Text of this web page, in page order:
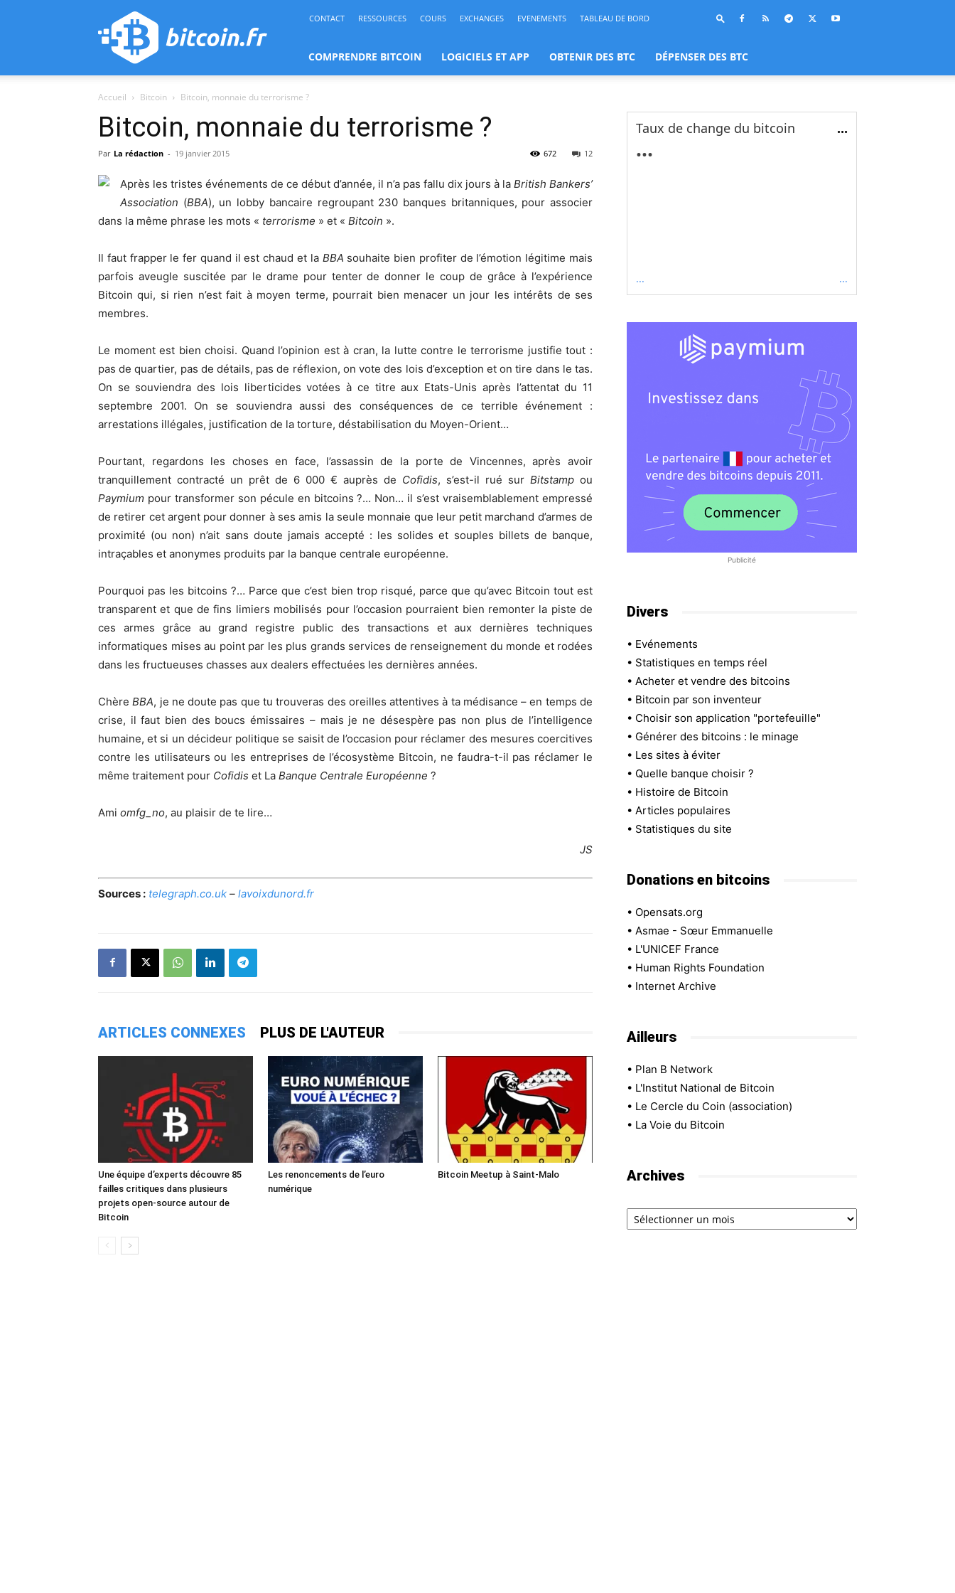
bitcoin.fr
CONTACT RESSOURCES COURS EXCHANGES EVENEMENTS TABLEAU DE BORD
COMPRENDRE BITCOIN LOGICIELS ET APP OBTENIR DES BTC DÉPENSER DES BTC
Accueil Bitcoin Bitcoin, monnaie du terrorisme ?
Bitcoin, monnaie du terrorisme ?
Par La rédaction - 19 janvier 2015 12
672
Après les tristes événements de ce début d’année, il n’a pas fallu dix jours à la British Bankers’
Association (BBA), un lobby bancaire regroupant 230 banques britanniques, pour associer
dans la même phrase les mots « terrorisme » et « Bitcoin ».
Il faut frapper le fer quand il est chaud et la BBA souhaite bien profiter de l’émotion légitime mais
parfois aveugle suscitée par le drame pour tenter de donner le coup de grâce à l’expérience
Bitcoin qui, si rien n’est fait à moyen terme, pourrait bien menacer un jour les intérêts de ses
membres.
Le moment est bien choisi. Quand l’opinion est à cran, la lutte contre le terrorisme justifie tout :
pas de quartier, pas de détails, pas de réflexion, on vote des lois d’exception et on tire dans le tas.
On se souviendra des lois liberticides votées à ce titre aux Etats-Unis après l’attentat du 11
septembre 2001. On se souviendra aussi des conséquences de ce terrible événement :
arrestations illégales, justification de la torture, déstabilisation du Moyen-Orient…
Pourtant, regardons les choses en face, l’assassin de la porte de Vincennes, après avoir
tranquillement contracté un prêt de 6 000 € auprès de Cofidis, s’est-il rué sur Bitstamp ou
Paymium pour transformer son pécule en bitcoins ?… Non… il s’est vraisemblablement empressé
de retirer cet argent pour donner à ses amis la seule monnaie que leur petit marchand d’armes de
proximité (ou non) n’ait sans doute jamais accepté : les solides et souples billets de banque,
intraçables et anonymes produits par la banque centrale européenne.
Pourquoi pas les bitcoins ?… Parce que c’est bien trop risqué, parce que qu’avec Bitcoin tout est
transparent et que de fins limiers mobilisés pour l’occasion pourraient bien remonter la piste de
ces armes grâce au grand registre public des transactions et aux dernières techniques
informatiques mises au point par les plus grands services de renseignement du monde et rodées
dans les fructueuses chasses aux dealers effectuées les dernières années.
ChèreBBA, je ne doute pas que tu trouveras des oreilles attentives à ta médisance – en temps de
crise, il faut bien des boucs émissaires – mais je ne désespère pas non plus de l’intelligence
humaine, et si un décideur politique se saisit de l’occasion pour réclamer des mesures coercitives
contre les utilisateurs ou les entreprises de l’écosystème Bitcoin, ne faudra-t-il pas réclamer le
même traitement pour Cofidis et La Banque Centrale Européenne ?
Ami omfg_no, au plaisir de te lire…
JS
Sources : telegraph.co.uk – lavoixdunord.fr
ARTICLES CONNEXES PLUS DE L'AUTEUR
Une équipe d’experts découvre 85
failles critiques dans plusieurs
projets open-source autour de
Bitcoin
Les renoncements de l’euro
numérique
Bitcoin Meetup à Saint-Malo
Taux de change du bitcoin ...
...
... ...
Publicité
Divers
• Evénements
• Statistiques en temps réel
• Acheter et vendre des bitcoins
• Bitcoin par son inventeur
• Choisir son application "portefeuille"
• Générer des bitcoins : le minage
• Les sites à éviter
• Quelle banque choisir ?
• Histoire de Bitcoin
• Articles populaires
• Statistiques du site
Donations en bitcoins
• Opensats.org
• Asmae - Sœur Emmanuelle
• L'UNICEF France
• Human Rights Foundation
• Internet Archive
Ailleurs
• Plan B Network
• L'Institut National de Bitcoin
• Le Cercle du Coin (association)
• La Voie du Bitcoin
Archives
Archives